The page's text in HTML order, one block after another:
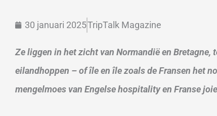
30 januari 2025TripTalk Magazine
Ze liggen in het zicht van Normandië en
eilandhoppen – of île en île zoals de Fransen het
mengelmoes van Engelse hospitality en Franse